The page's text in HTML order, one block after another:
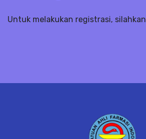
Untuk melakukan registrasi, silahkan